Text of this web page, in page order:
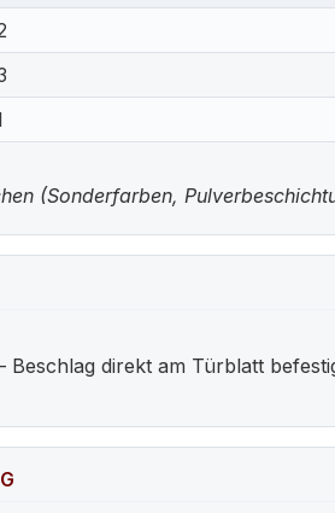
(Sonderfarben,
direkt am Türblatt